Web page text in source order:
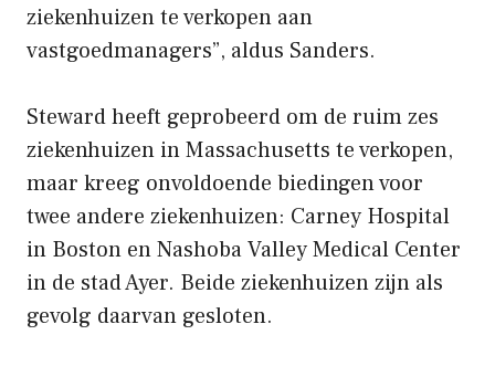
ziekenhuizen te verkopen aan
vastgoedmanagers”, aldus Sanders.
Steward heeft geprobeerd om de ruim zes
ziekenhuizen in Massachusetts te verkopen,
maar kreeg onvoldoende biedingen voor
twee andere ziekenhuizen: Carney Hospital
in Boston en Nashoba Valley Medical Center
in de stad Ayer. Beide ziekenhuizen zijn als
gevolg daarvan gesloten.